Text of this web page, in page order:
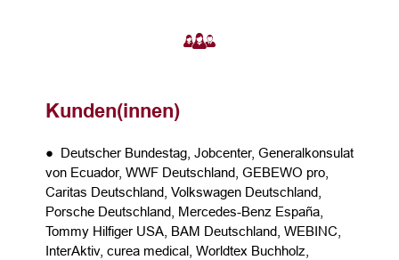
Kunden(innen)
● Deutscher Bundestag, Jobcenter, Generalkonsulat
von Ecuador, WWF Deutschland, GEBEWO pro,
Caritas Deutschland, Volkswagen Deutschland,
Porsche Deutschland, Mercedes-Benz España,
Tommy Hilfiger USA, BAM Deutschland, WEBINC,
InterAktiv, curea medical, Worldtex Buchholz,